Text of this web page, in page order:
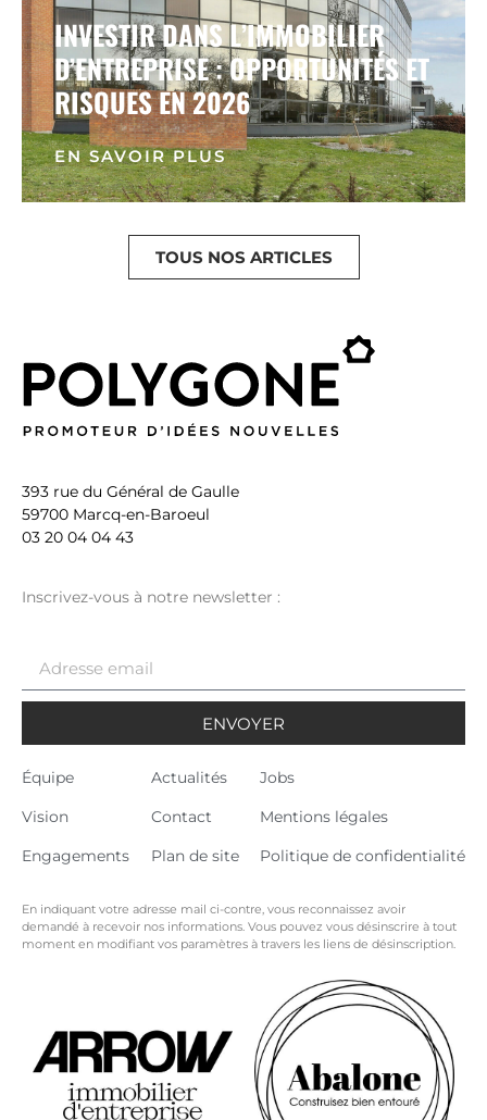
INVESTIR DANS L’IMMOBILIER
D’ENTREPRISE : OPPORTUNITÉS ET
RISQUES EN 2026
EN SAVOIR PLUS
TOUS NOS ARTICLES
393 rue du Général de Gaulle
59700 Marcq-en-Baroeul
03 20 04 04 43
Inscrivez-vous à notre newsletter :
ENVOYER
Équipe
Vision
Engagements
Actualités
Contact
Plan de site
Jobs
Mentions légales
Politique de confidentialité
En indiquant votre adresse mail ci-contre, vous reconnaissez avoir
demandé à recevoir nos informations. Vous pouvez vous désinscrire à tout
moment en modifiant vos paramètres à travers les liens de désinscription.